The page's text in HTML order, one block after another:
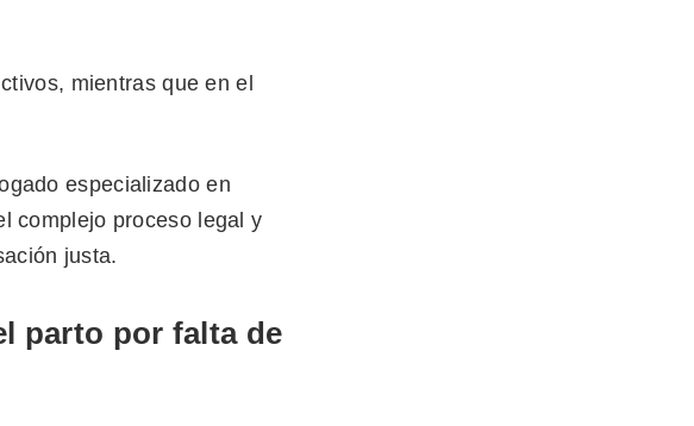
mientras que en el
especializado en
complejo proceso legal y
justa.
parto por falta de